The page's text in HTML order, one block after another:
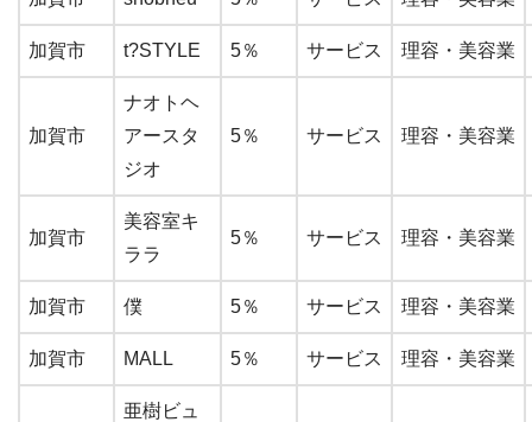
加賀市 t?STYLE 5％ サービス 理容・美容業
加賀市
ナオトヘ
アースタ
ジオ
5％ サービス 理容・美容業
加賀市
美容室キ
ララ
5％ サービス 理容・美容業
加賀市 僕 5％ サービス 理容・美容業
加賀市 MALL 5％ サービス 理容・美容業
亜樹ビュ